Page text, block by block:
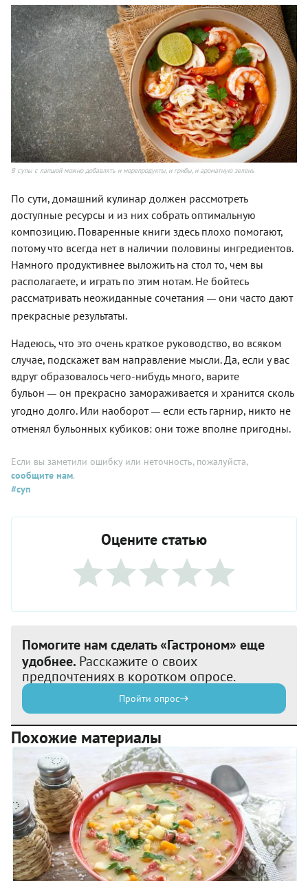
В супы с лапшой можно добавлять и морепродукты, и грибы, и ароматную зелень
По сути, домашний кулинар должен рассмотреть
доступные ресурсы и из них собрать оптимальную
композицию. Поваренные книги здесь плохо помогают,
потому что всегда нет в наличии половины ингредиентов.
Намного продуктивнее выложить на стол то, чем вы
располагаете, и играть по этим нотам. Не бойтесь
рассматривать неожиданные сочетания — они часто дают
прекрасные результаты.
Надеюсь, что это очень краткое руководство, во всяком
случае, подскажет вам направление мысли. Да, если у вас
вдруг образовалось чего-нибудь много, варите
бульон — он прекрасно замораживается и хранится сколь
угодно долго. Или наоборот — если есть гарнир, никто не
отменял бульонных кубиков: они тоже вполне пригодны.
Если вы заметили ошибку или неточность, пожалуйста,
сообщите нам.
#суп
Оцените статью
Помогите нам сделать «Гастроном» еще
удобнее. Расскажите о своих
предпочтениях в коротком опросе.
Пройти опрос
Похожие материалы